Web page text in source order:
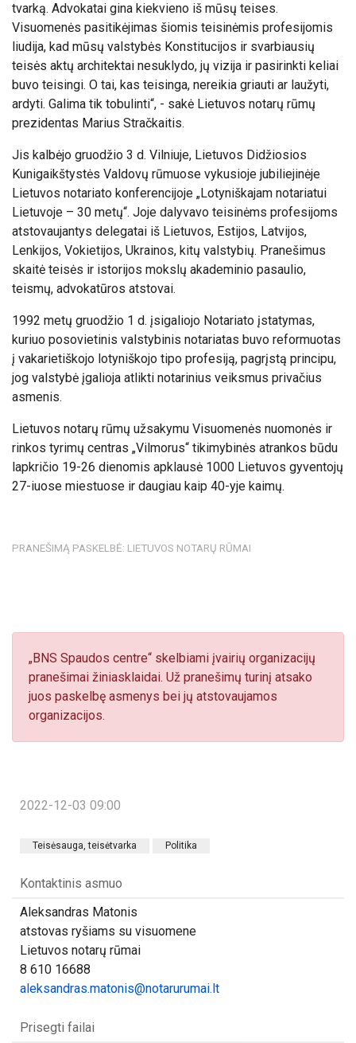
tvarką. Advokatai gina kiekvieno iš mūsų teises.
Visuomenės pasitikėjimas šiomis teisinėmis profesijomis
liudija, kad mūsų valstybės Konstitucijos ir svarbiausių
teisės aktų architektai nesuklydo, jų vizija ir pasirinkti keliai
buvo teisingi. O tai, kas teisinga, nereikia griauti ar laužyti,
ardyti. Galima tik tobulinti“, - sakė Lietuvos notarų rūmų
prezidentas Marius Stračkaitis.
Jis kalbėjo gruodžio 3 d. Vilniuje, Lietuvos Didžiosios
Kunigaikštystės Valdovų rūmuose vykusioje jubiliejinėje
Lietuvos notariato konferencijoje „Lotyniškajam notariatui
Lietuvoje – 30 metų“. Joje dalyvavo teisinėms profesijoms
atstovaujantys delegatai iš Lietuvos, Estijos, Latvijos,
Lenkijos, Vokietijos, Ukrainos, kitų valstybių. Pranešimus
skaitė teisės ir istorijos mokslų akademinio pasaulio,
teismų, advokatūros atstovai.
1992 metų gruodžio 1 d. įsigaliojo Notariato įstatymas,
kuriuo posovietinis valstybinis notariatas buvo reformuotas
į vakarietiškojo lotyniškojo tipo profesiją, pagrįstą principu,
jog valstybė įgalioja atlikti notarinius veiksmus privačius
asmenis.
Lietuvos notarų rūmų užsakymu Visuomenės nuomonės ir
rinkos tyrimų centras „Vilmorus“ tikimybinės atrankos būdu
lapkričio 19-26 dienomis apklausė 1000 Lietuvos gyventojų
27-iuose miestuose ir daugiau kaip 40-yje kaimų.
PRANEŠIMĄ PASKELBĖ: LIETUVOS NOTARŲ RŪMAI
„BNS Spaudos centre“ skelbiami įvairių organizacijų
pranešimai žiniasklaidai. Už pranešimų turinį atsako
juos paskelbę asmenys bei jų atstovaujamos
organizacijos.
2022-12-03 09:00
Teisėsauga, teisėtvarka Politika
Kontaktinis asmuo
Aleksandras Matonis
atstovas ryšiams su visuomene
Lietuvos notarų rūmai
8 610 16688
aleksandras.matonis@notarurumai.lt
Prisegti failai